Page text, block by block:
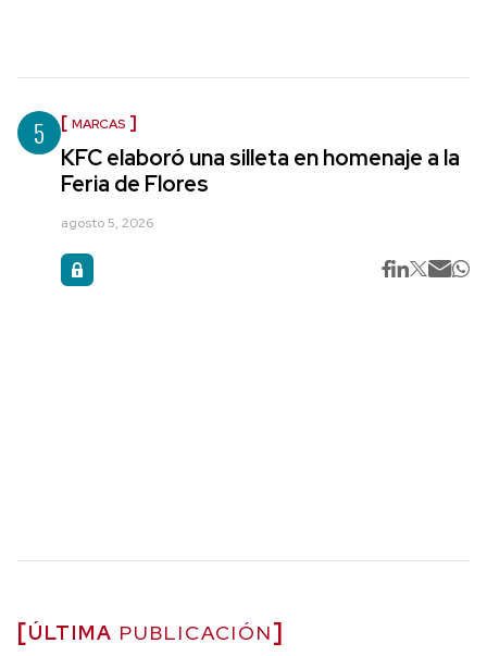
5 MARCAS
KFC elaboró una silleta en homenaje a la
Feria de Flores
agosto 5, 2026
ÚLTIMA PUBLICACIÓN